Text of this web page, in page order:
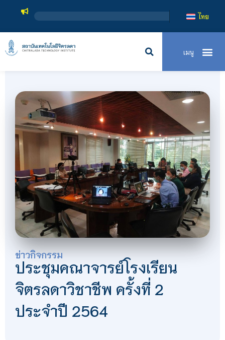
สถาบันเทคโนโลยีจิ
ไทย
ข่าวกิจกรรม
ประชุมคณาจารย์โรงเรียน
จิตรลดาวิชาชีพ ครั้งที่ 2
ประจำปี 2564